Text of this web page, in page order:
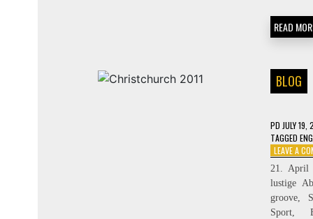
READ
BLOG
PD JULY 19,
TAGGED
LEAVE A
21. April
lustige
groove,
Sport,